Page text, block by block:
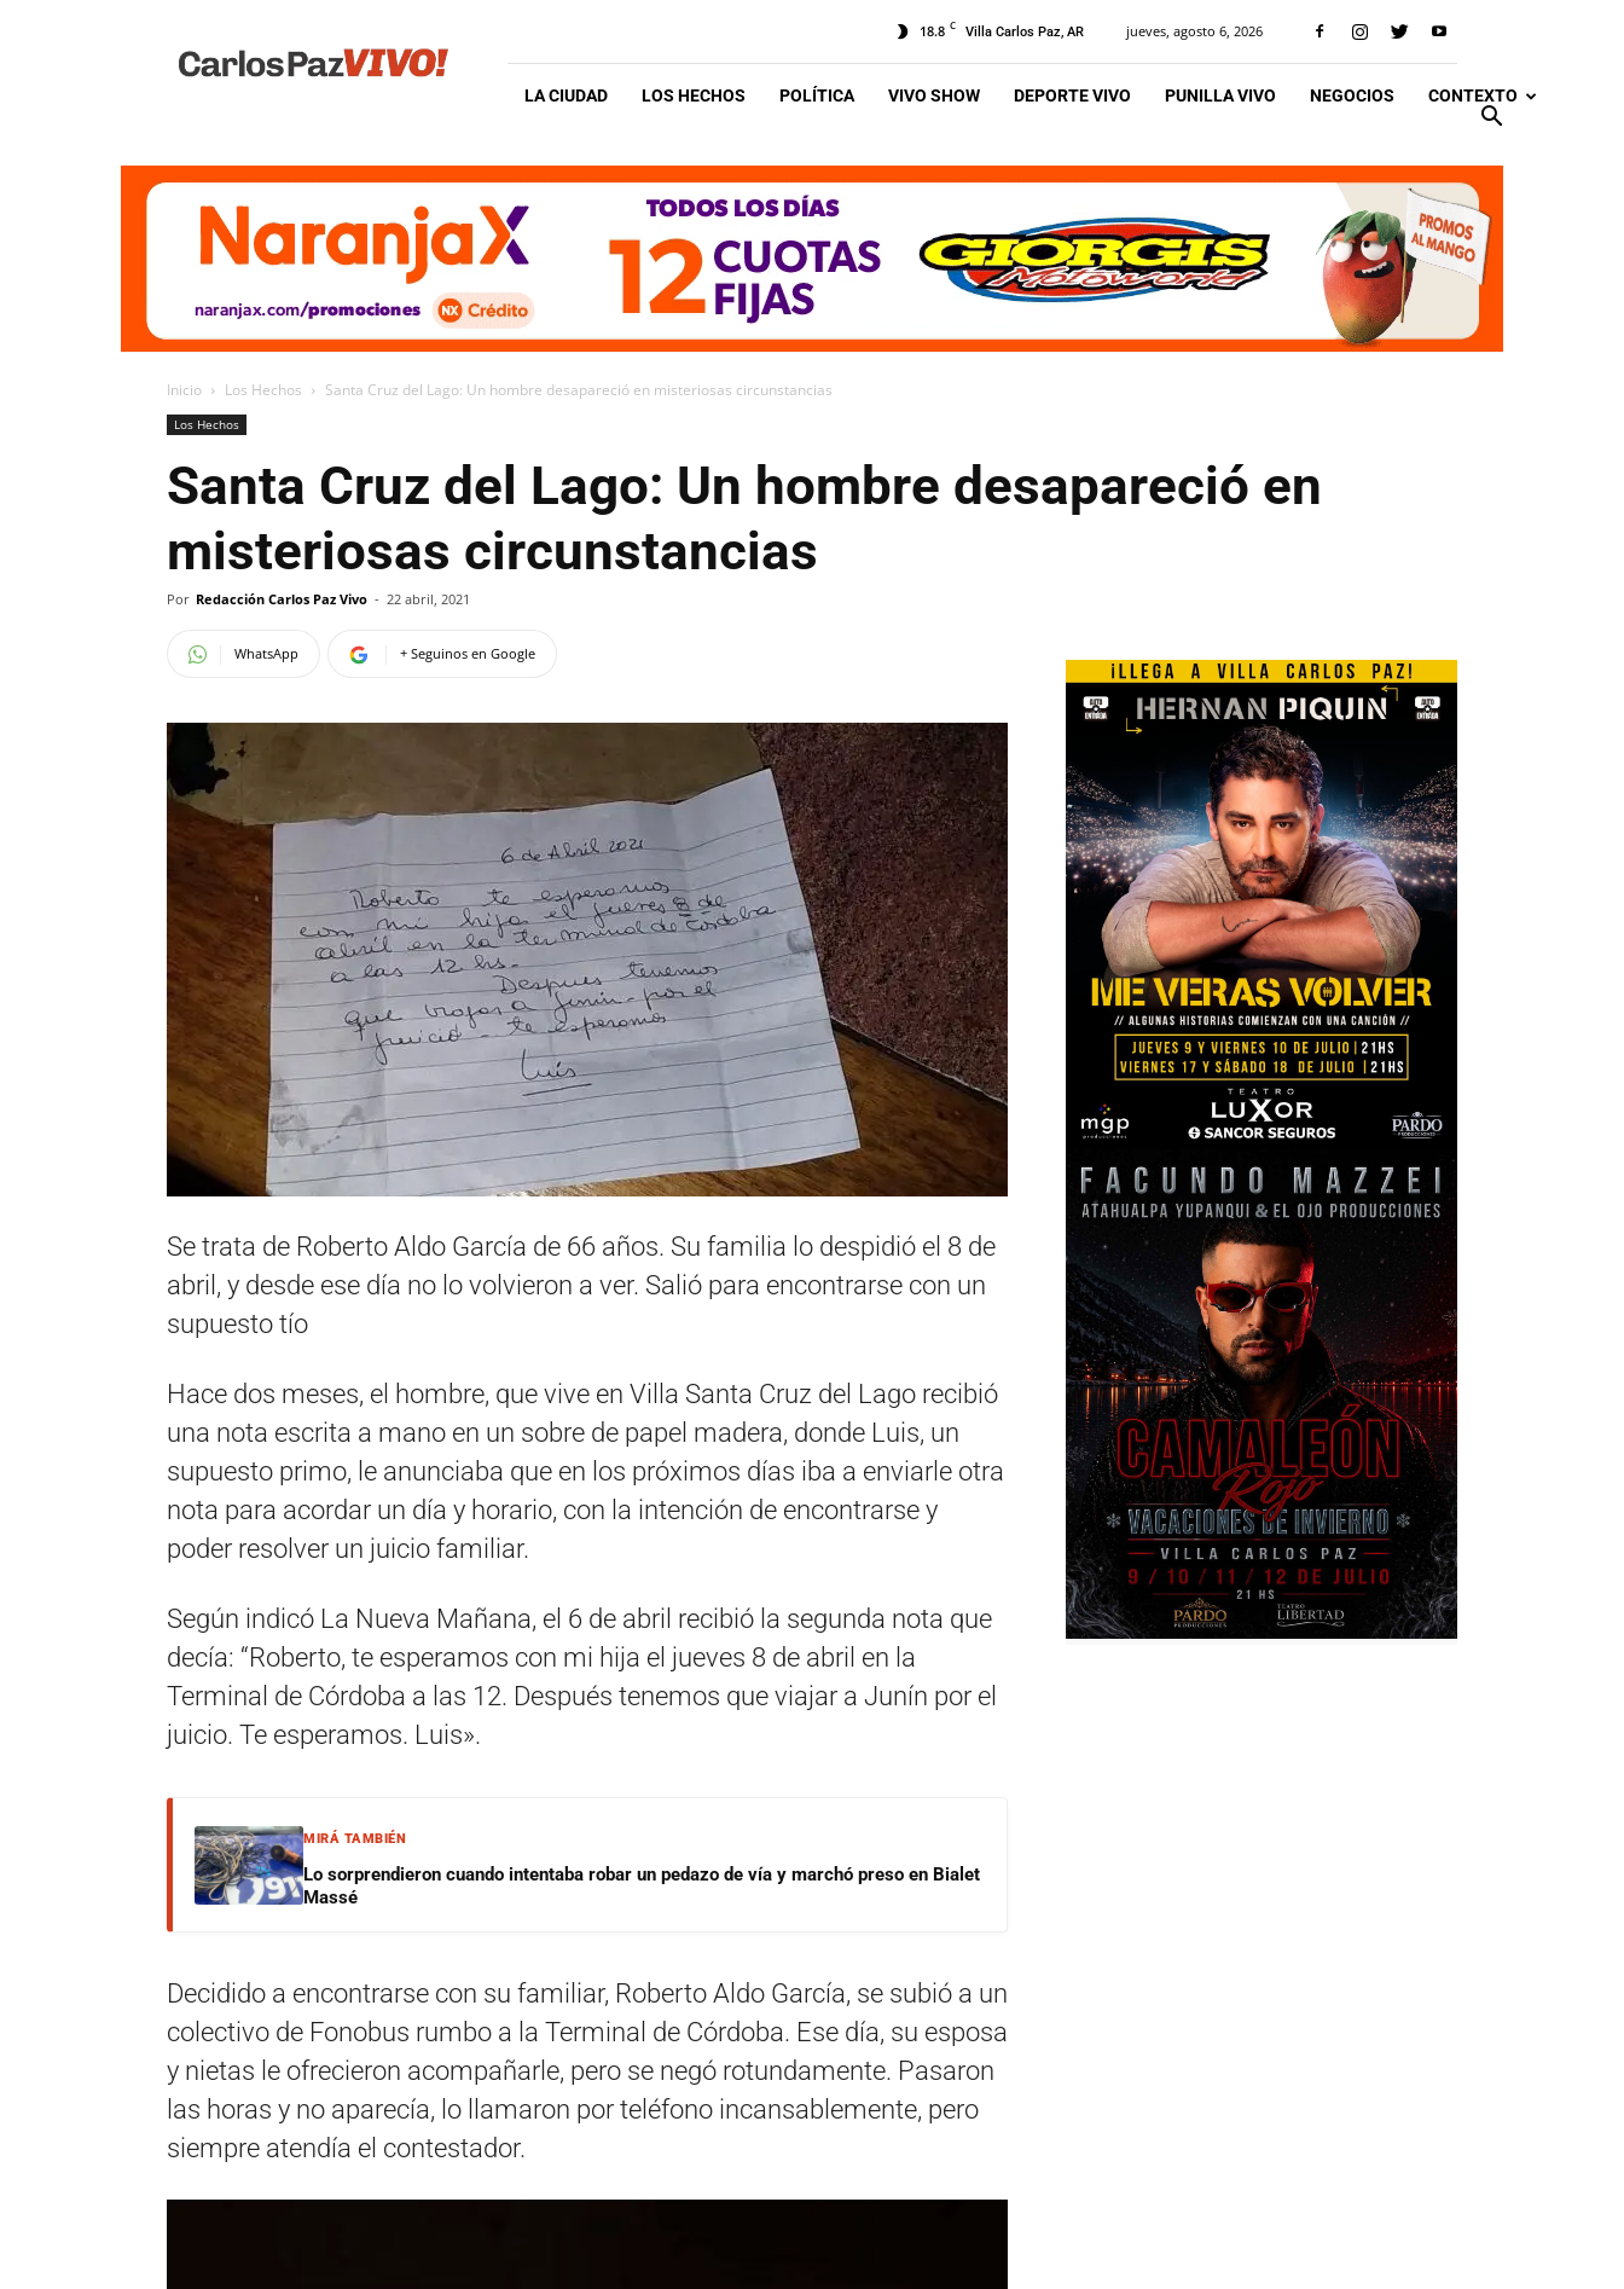
Vivo
18.8 C Villa Carlos Paz, AR jueves, agosto 6, 2026
LA CIUDAD LOS HECHOS POLÍTICA VIVO SHOW DEPORTE VIVO PUNILLA VIVO NEGOCIOS CONTEXTO
Inicio Los Hechos Santa Cruz del Lago: Un hombre desapareció en misteriosas circunstancias
Los Hechos
Santa Cruz del Lago: Un hombre desapareció en
misteriosas circunstancias
Por Redacción Carlos Paz Vivo - 22 abril, 2021
WhatsApp + Seguinos en Google
Se trata de Roberto Aldo García de 66 años. Su familia lo despidió el 8 de
abril, y desde ese día no lo volvieron a ver. Salió para encontrarse con un
supuesto tío
Hace dos meses, el hombre, que vive en Villa Santa Cruz del Lago recibió
una nota escrita a mano en un sobre de papel madera, donde Luis, un
supuesto primo, le anunciaba que en los próximos días iba a enviarle otra
nota para acordar un día y horario, con la intención de encontrarse y
poder resolver un juicio familiar.
Según indicó La Nueva Mañana, el 6 de abril recibió la segunda nota que
decía: “Roberto, te esperamos con mi hija el jueves 8 de abril en la
Terminal de Córdoba a las 12. Después tenemos que viajar a Junín por el
juicio. Te esperamos. Luis».
MIRÁ TAMBIÉN
Lo sorprendieron cuando intentaba robar un pedazo de vía y marchó preso en Bialet
Massé
Decidido a encontrarse con su familiar, Roberto Aldo García, se subió a un
colectivo de Fonobus rumbo a la Terminal de Córdoba. Ese día, su esposa
y nietas le ofrecieron acompañarle, pero se negó rotundamente. Pasaron
las horas y no aparecía, lo llamaron por teléfono incansablemente, pero
siempre atendía el contestador.